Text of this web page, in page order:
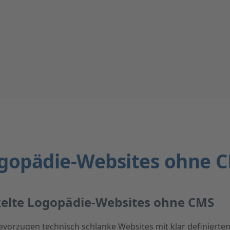
Websites ohne
Logopädie-Websites ohne CMS
technisch schlanke Websites mit klar